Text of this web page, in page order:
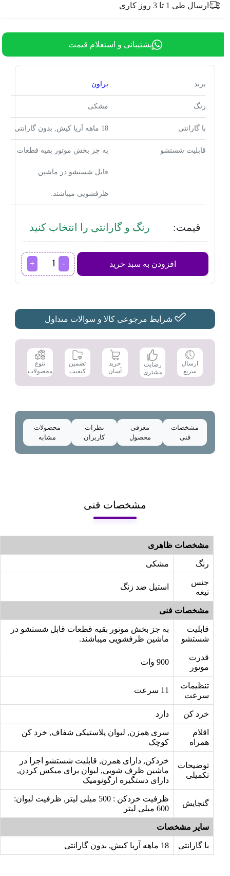
ارسال طی 1 تا 3 روز کاری
پشتیبانی و استعلام قیمت
برند براون
رنگ مشکی
با گارانتی 18 ماهه آریا کیش, بدون گارانتی
قابلیت شستشو به جز بخش موتور بقیه قطعات
قابل شستشو در ماشین
ظرفشویی میباشند.
قیمت: رنگ و گارانتی را انتخاب کنید
افزودن به سبد خرید
گوشت
کوب
MQ
3135
عدد
شرایط مرجوعی کالا و سوالات متداول
ارسال
سریع
رضایت
مشتری
خرید
آسان
تضمین
کیفیت
تنوع
محصولات
مشخصات
فنی
معرفی
محصول
نظرات
کاربران
محصولات
مشابه
مشخصات فنی
مشخصات ظاهری
رنگ مشکی
جنس
تیغه
استیل ضد زنگ
مشخصات فنی
قابلیت
شستشو
به جز بخش موتور بقیه قطعات قابل شستشو در
ماشین ظرفشویی میباشند.
قدرت
موتور
900 وات
تنظیمات
سرعت
11 سرعت
خرد کن دارد
اقلام
همراه
سری همزن, لیوان پلاستیکی شفاف, خرد کن
کوچک
توضیحات
تکمیلی
خردکن, دارای همزن, قابلیت شستشو اجزا در
ماشین ظرف شویی, لیوان برای میکس کردن,
دارای دستگیره ارگونومیک
گنجایش
ظرفیت خردکن : 500 میلی لیتر, ظرفیت لیوان:
600 میلی لیتر
سایر مشخصات
با گارانتی 18 ماهه آریا کیش, بدون گارانتی